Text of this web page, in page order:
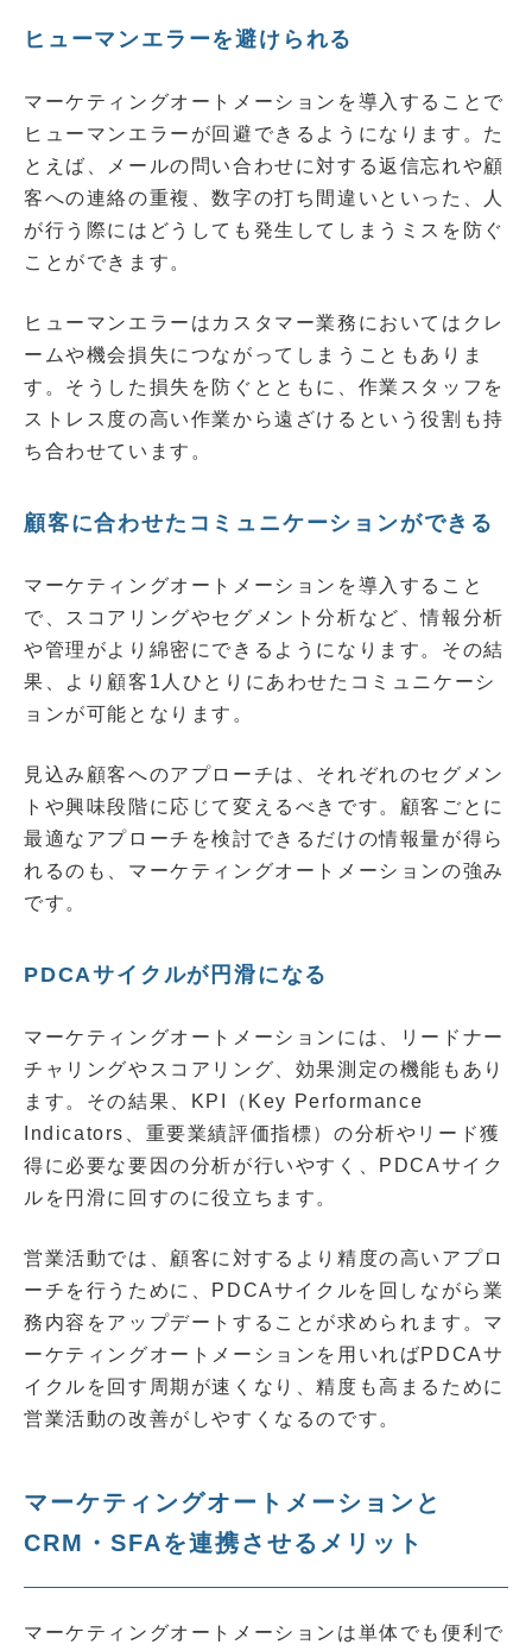
ヒューマンエラーを避けられる
マーケティングオートメーションを導入することで
ヒューマンエラーが回避できるようになります。た
とえば、メールの問い合わせに対する返信忘れや顧
客への連絡の重複、数字の打ち間違いといった、人
が行う際にはどうしても発生してしまうミスを防ぐ
ことができます。
ヒューマンエラーはカスタマー業務においてはクレ
ームや機会損失につながってしまうこともありま
す。そうした損失を防ぐとともに、作業スタッフを
ストレス度の高い作業から遠ざけるという役割も持
ち合わせています。
顧客に合わせたコミュニケーションができる
マーケティングオートメーションを導入すること
で、スコアリングやセグメント分析など、情報分析
や管理がより綿密にできるようになります。その結
果、より顧客1人ひとりにあわせたコミュニケーシ
ョンが可能となります。
見込み顧客へのアプローチは、それぞれのセグメン
トや興味段階に応じて変えるべきです。顧客ごとに
最適なアプローチを検討できるだけの情報量が得ら
れるのも、マーケティングオートメーションの強み
です。
PDCAサイクルが円滑になる
マーケティングオートメーションには、リードナー
チャリングやスコアリング、効果測定の機能もあり
ます。その結果、KPI（Key Performance
Indicators、重要業績評価指標）の分析やリード獲
得に必要な要因の分析が行いやすく、PDCAサイク
ルを円滑に回すのに役立ちます。
営業活動では、顧客に対するより精度の高いアプロ
ーチを行うために、PDCAサイクルを回しながら業
務内容をアップデートすることが求められます。マ
ーケティングオートメーションを用いればPDCAサ
イクルを回す周期が速くなり、精度も高まるために
営業活動の改善がしやすくなるのです。
マーケティングオートメーションと
CRM・SFAを連携させるメリット
マーケティングオートメーションは単体でも便利で